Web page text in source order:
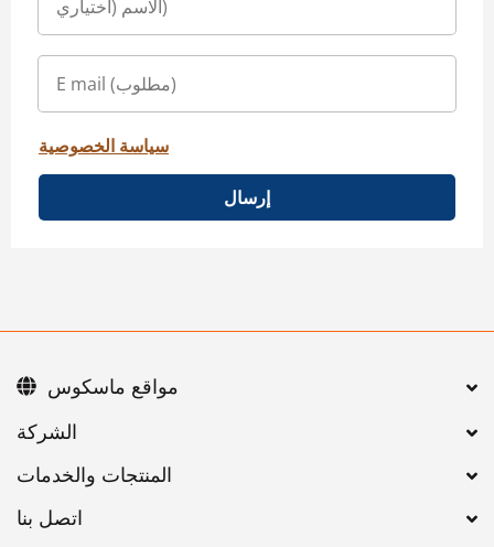
سياسة الخصوصية
إرسال
اتصل بنا
مواقع ماسكوس